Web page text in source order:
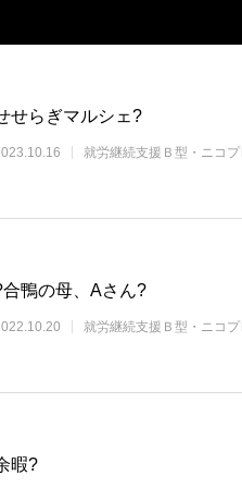
せらぎマルシェ?
就労継続支援Ｂ型
合鴨の母、Aさん?
就労継続支援Ｂ型
暇?